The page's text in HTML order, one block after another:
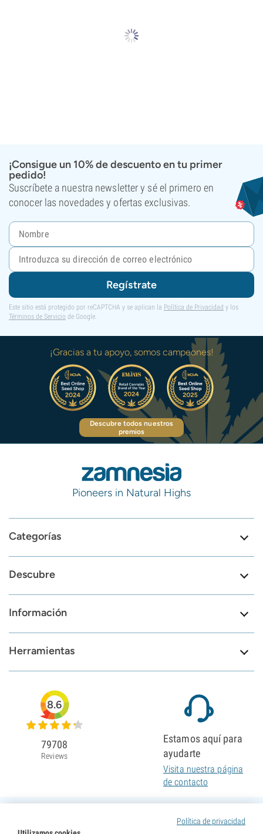
¡Consigue un 10% de descuento en tu primer
pedido!
Suscríbete a nuestra newsletter y sé el primero en
conocer las novedades y ofertas exclusivas.
Regístrate
Este sitio está protegido por reCAPTCHA y se aplican la Política de Privacidad y los
Términos de Servicio de Google.
¡Gracias a tu apoyo, somos campeones!
Descubre todos nuestros
premios
Pioneers in Natural Highs
Categorías
Descubre
Información
Herramientas
Política de privacidad
8.6
79708
Reviews
Estamos aquí para
ayudarte
Visita nuestra página
de contacto